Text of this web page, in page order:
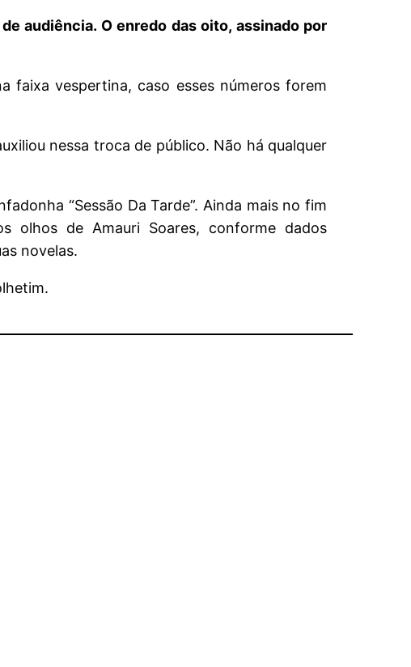
audiência. O enredo das oito, assinado por
faixa vespertina, caso esses números forem
nessa troca de público. Não há qualquer
“Sessão Da Tarde”. Ainda mais no fim
olhos de Amauri Soares, conforme dados
novelas.